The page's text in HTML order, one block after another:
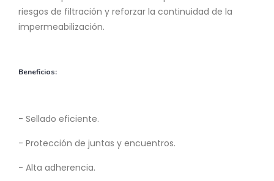
riesgos de filtración y reforzar la continuidad de la
impermeabilización.
Beneficios:
- Sellado eficiente.
- Protección de juntas y encuentros.
- Alta adherencia.